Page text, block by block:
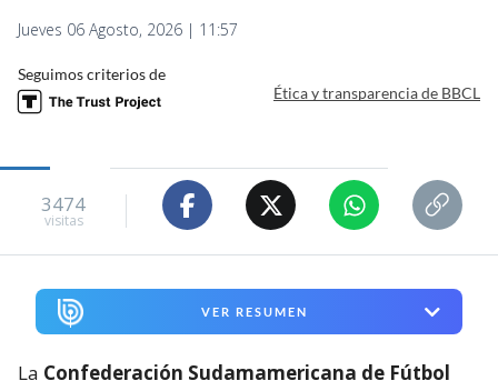
Jueves 06 Agosto, 2026 | 11:57
Seguimos criterios de
Ética y transparencia de BBCL
3474
visitas
VER RESUMEN
La Confederación Sudamamericana de Fútbol